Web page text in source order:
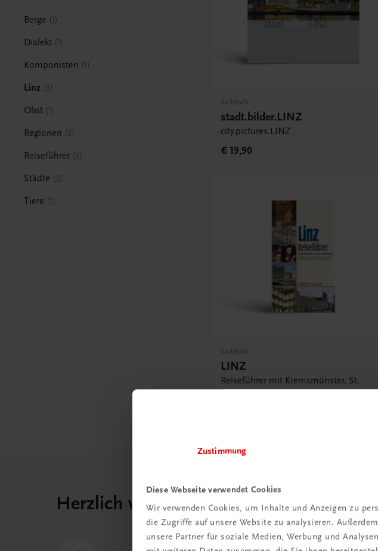
Zustimmung
Diese Webseite verwendet Cookies
Wir verwenden Cookies, um Inhalte und Anzeigen zu
die Zugriffe auf unsere Website zu analysieren.
unsere Partner für soziale Medien, Werbung und
Berge 1
Dialekt 1
Komponisten 1
Linz 3
Obst 1
Regionen 2
Reiseführer 3
Städte 2
Tiere 1
Sachbuch
stadt.bilder.LINZ
city.pictures.LINZ
€ 19,90
Sachbuch
LINZ
Reiseführer mit Kremsmünster, St.
Herzlich willkommen bei TRAUNER!